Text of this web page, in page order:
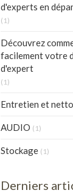
d'experts en
(1)
Découvrez
facilement votre
d'expert
(1)
Entretien et
AUDIO (1)
Stockage (1)
Derniers